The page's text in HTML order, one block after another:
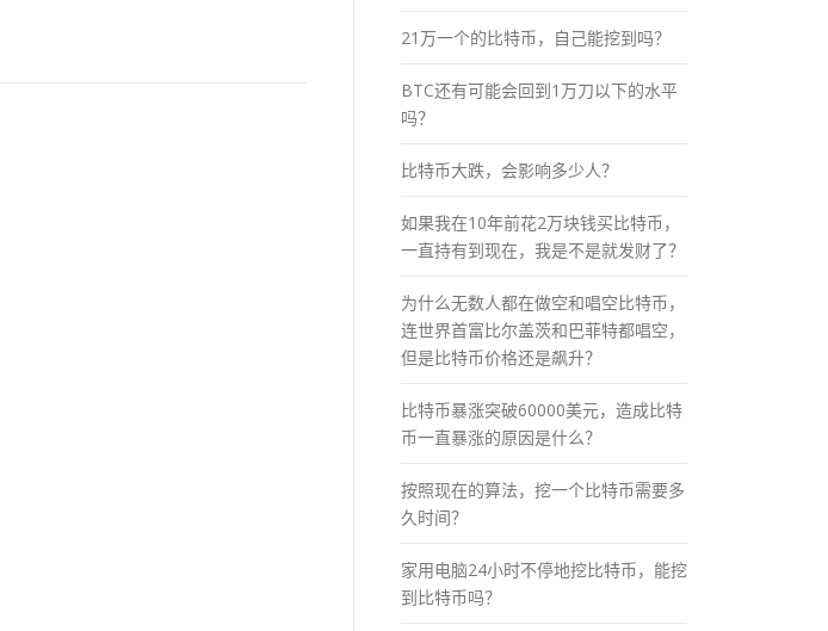
21万一个的比特币，自己能挖到吗？
BTC还有可能会回到1万刀以下的水平
吗？
比特币大跌，会影响多少人？
如果我在10年前花2万块钱买比特币，
一直持有到现在，我是不是就发财了？
为什么无数人都在做空和唱空比特币，
连世界首富比尔盖茨和巴菲特都唱空，
但是比特币价格还是飙升？
比特币暴涨突破60000美元，造成比特
币一直暴涨的原因是什么？
按照现在的算法，挖一个比特币需要多
久时间？
家用电脑24小时不停地挖比特币，能挖
到比特币吗？